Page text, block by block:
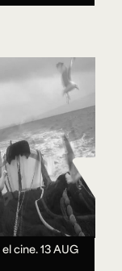
el cine.13 AUG